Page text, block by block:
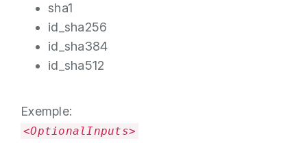
sha1
id_sha256
id_sha384
id_sha512
Exemple:
<OptionalInputs>